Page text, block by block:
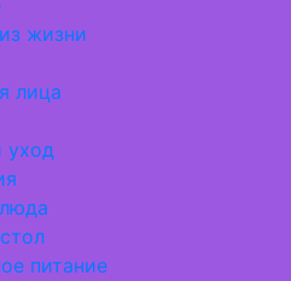
жизни
лица
уход
питание